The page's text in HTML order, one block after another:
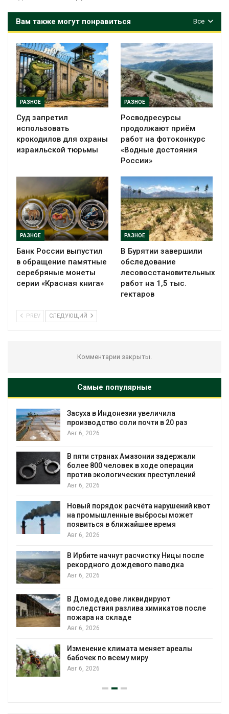
Все
Вам также могут понравиться
РАЗНОЕ
Суд запретил
использовать
крокодилов для охраны
израильской тюрьмы
РАЗНОЕ
Росводресурсы
продолжают приём
работ на фотоконкурс
«Водные достояния
России»
РАЗНОЕ
Банк России выпустил
в обращение памятные
серебряные монеты
серии «Красная книга»
РАЗНОЕ
В Бурятии завершили
обследование
лесовосстановительных
работ на 1,5 тыс.
гектаров
PREV СЛЕДУЮЩИЙ
Комментарии закрыты.
Самые популярные
Засуха в Индонезии увеличила
производство соли почти в 20 раз
Авг 6, 2026
В пяти странах Амазонии задержали
более 800 человек в ходе операции
против экологических преступлений
Авг 6, 2026
Новый порядок расчёта нарушений квот
на промышленные выбросы может
появиться в ближайшее время
Авг 6, 2026
В Ирбите начнут расчистку Ницы после
рекордного дождевого паводка
Авг 6, 2026
В Домодедове ликвидируют
последствия разлива химикатов после
пожара на складе
Авг 6, 2026
Изменение климата меняет ареалы
бабочек по всему миру
Авг 6, 2026